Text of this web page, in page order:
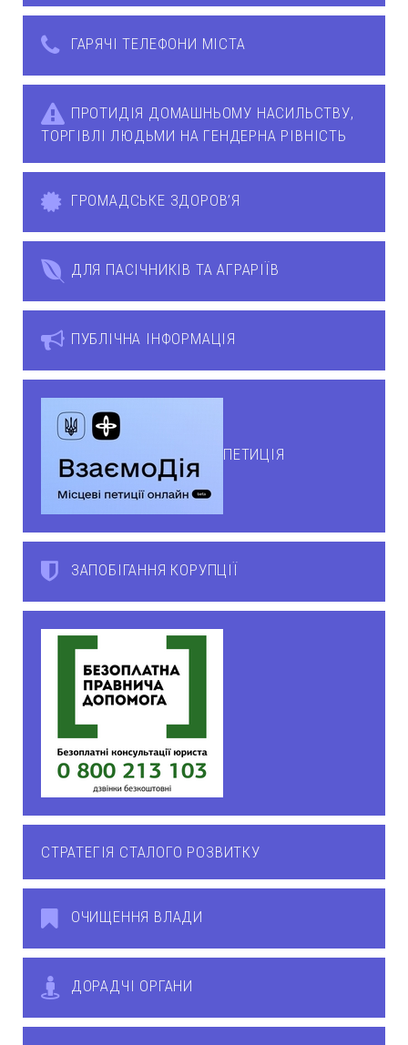
ГАРЯЧІ ТЕЛЕФОНИ МІСТА
ПРОТИДІЯ ДОМАШНЬОМУ НАСИЛЬСТВУ,
ТОРГІВЛІ ЛЮДЬМИ НА ГЕНДЕРНА РІВНІСТЬ
ГРОМАДСЬКЕ ЗДОРОВ’Я
ДЛЯ ПАСІЧНИКІВ ТА АГРАРІЇВ
ПУБЛІЧНА ІНФОРМАЦІЯ
ПЕТИЦІЯ
ЗАПОБІГАННЯ КОРУПЦІЇ
СТРАТЕГІЯ СТАЛОГО РОЗВИТКУ
ОЧИЩЕННЯ ВЛАДИ
ДОРАДЧІ ОРГАНИ